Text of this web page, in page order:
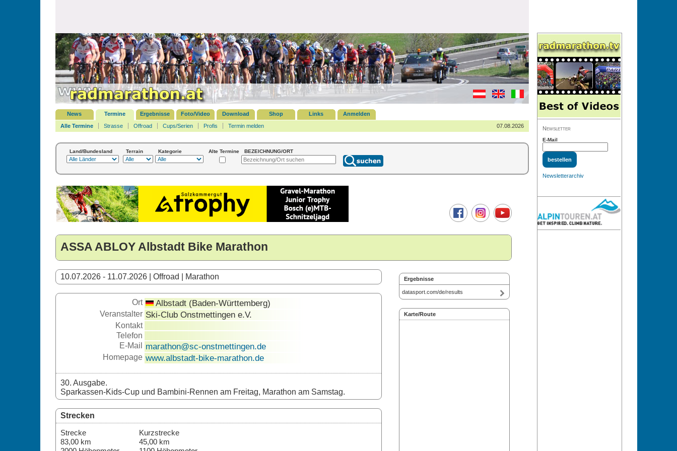
News Termine Ergebnisse Foto/Video Download Shop Links
Anmelden
Alle Termine
Strasse Offroad Cups/Serien Profis Termin melden 07.08.2026
Land/Bundesland Terrain Kategorie Alte Termine BEZEICHNUNG/ORT
ASSA ABLOY Albstadt Bike Marathon
Ergebnisse
datasport.com/de/results
Karte/Route
10.07.2026 - 11.07.2026 | Offroad | Marathon
Ort Albstadt (Baden-Württemberg)
Veranstalter Ski-Club Onstmettingen e.V.
Kontakt
Telefon
E-Mail
marathon@sc-onstmettingen.de
Homepage www.albstadt-bike-marathon.de
30. Ausgabe.
Sparkassen-Kids-Cup und Bambini-Rennen am Freitag, Marathon am Samstag.
Strecken
Strecke
83,00 km
Kurzstrecke
45,00 km
Newsletter
E-Mail
Newsletterarchiv